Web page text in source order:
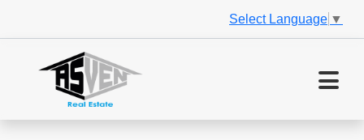
Select Language ▼